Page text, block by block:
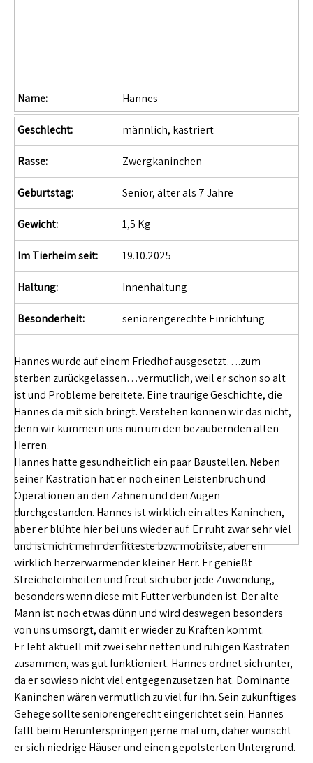
Name: Hannes
Geschlecht: männlich, kastriert
Rasse: Zwergkaninchen
Geburtstag: Senior, älter als 7 Jahre
Gewicht: 1,5 Kg
Im Tierheim seit: 19.10.2025
Haltung: Innenhaltung
Besonderheit: seniorengerechte Einrichtung
Hannes wurde auf einem Friedhof ausgesetzt….zum
sterben zurückgelassen…vermutlich, weil er schon so alt
ist und Probleme bereitete. Eine traurige Geschichte, die
Hannes da mit sich bringt. Verstehen können wir das nicht,
denn wir kümmern uns nun um den bezaubernden alten
Herren.
Hannes hatte gesundheitlich ein paar Baustellen. Neben
seiner Kastration hat er noch einen Leistenbruch und
Operationen an den Zähnen und den Augen
durchgestanden. Hannes ist wirklich ein altes Kaninchen,
aber er blühte hier bei uns wieder auf. Er ruht zwar sehr viel
und ist nicht mehr der fitteste bzw. mobilste, aber ein
wirklich herzerwärmender kleiner Herr. Er genießt
Streicheleinheiten und freut sich über jede Zuwendung,
besonders wenn diese mit Futter verbunden ist. Der alte
Mann ist noch etwas dünn und wird deswegen besonders
von uns umsorgt, damit er wieder zu Kräften kommt.
Er lebt aktuell mit zwei sehr netten und ruhigen Kastraten
zusammen, was gut funktioniert. Hannes ordnet sich unter,
da er sowieso nicht viel entgegenzusetzen hat. Dominante
Kaninchen wären vermutlich zu viel für ihn. Sein zukünftiges
Gehege sollte seniorengerecht eingerichtet sein. Hannes
fällt beim Herunterspringen gerne mal um, daher wünscht
er sich niedrige Häuser und einen gepolsterten Untergrund.